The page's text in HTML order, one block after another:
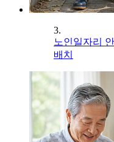
3.
노인일자리
배치